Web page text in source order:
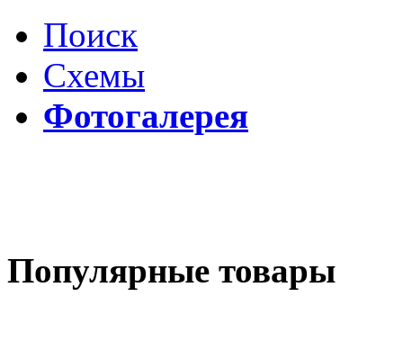
Поиск
Схемы
Фотогалерея
Популярные товары